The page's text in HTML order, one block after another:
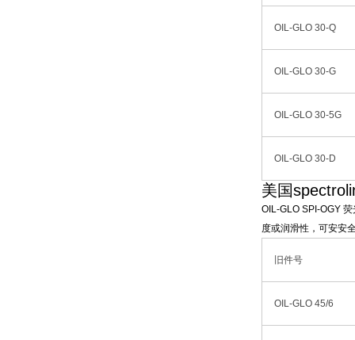
OIL-GLO 30-Q
OIL-GLO 30-G
OIL-GLO 30-5G
OIL-GLO 30-D
美国
OIL-GLO SPI-OGY
度或润滑性，可安安
旧件号
OIL-GLO 45/6